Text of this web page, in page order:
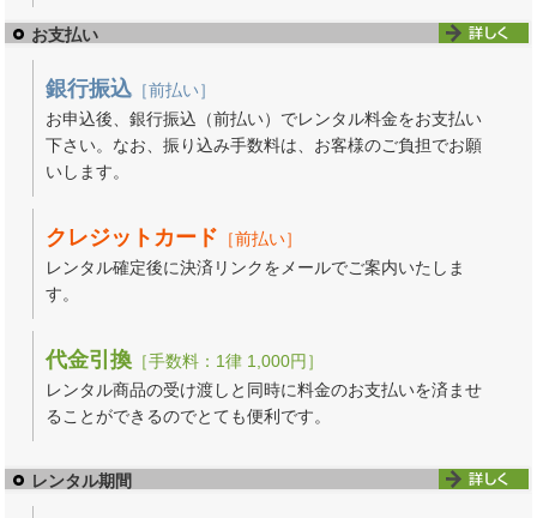
お支払い
銀行振込［前払い］
お申込後、銀行振込（前払い）でレンタル料金をお支払い
下さい。なお、振り込み手数料は、お客様のご負担でお願
いします。
クレジットカード ［前払い］
レンタル確定後に決済リンクをメールでご案内いたしま
す。
代金引換［手数料：1律 1,000円］
レンタル商品の受け渡しと同時に料金のお支払いを済ませ
ることができるのでとても便利です。
レンタル期間